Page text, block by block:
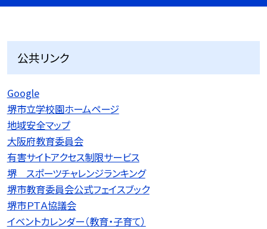
公共リンク
Google
堺市立学校園ホームページ
地域安全マップ
大阪府教育委員会
有害サイトアクセス制限サービス
堺 スポーツチャレンジランキング
堺市教育委員会公式フェイスブック
堺市ＰＴＡ協議会
イベントカレンダー（教育・子育て）